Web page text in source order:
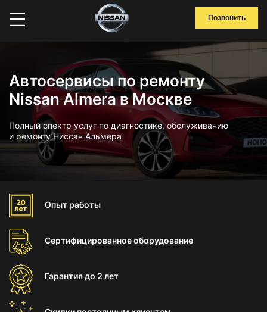
Позвонить
Автосервисы по ремонту
Nissan Almera в Москве
Полный спектр услуг по диагностике, обслуживанию
и ремонту Ниссан Альмера
Опыт работы
Сертифицированноеоборудование
Гарантиядо 2 лет